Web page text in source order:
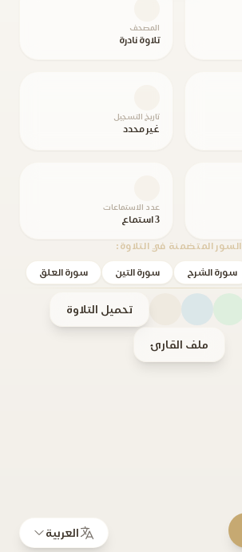
المصحف
تلاوة نادرة
تاريخ التسجيل
غير محدد
عدد الاستماعات
3 استماع
السور المتضمنة في التلاوة:
سورة الشرح سورة التين سورة العلق
تحميل التلاوة
ملف القارئ
العربية